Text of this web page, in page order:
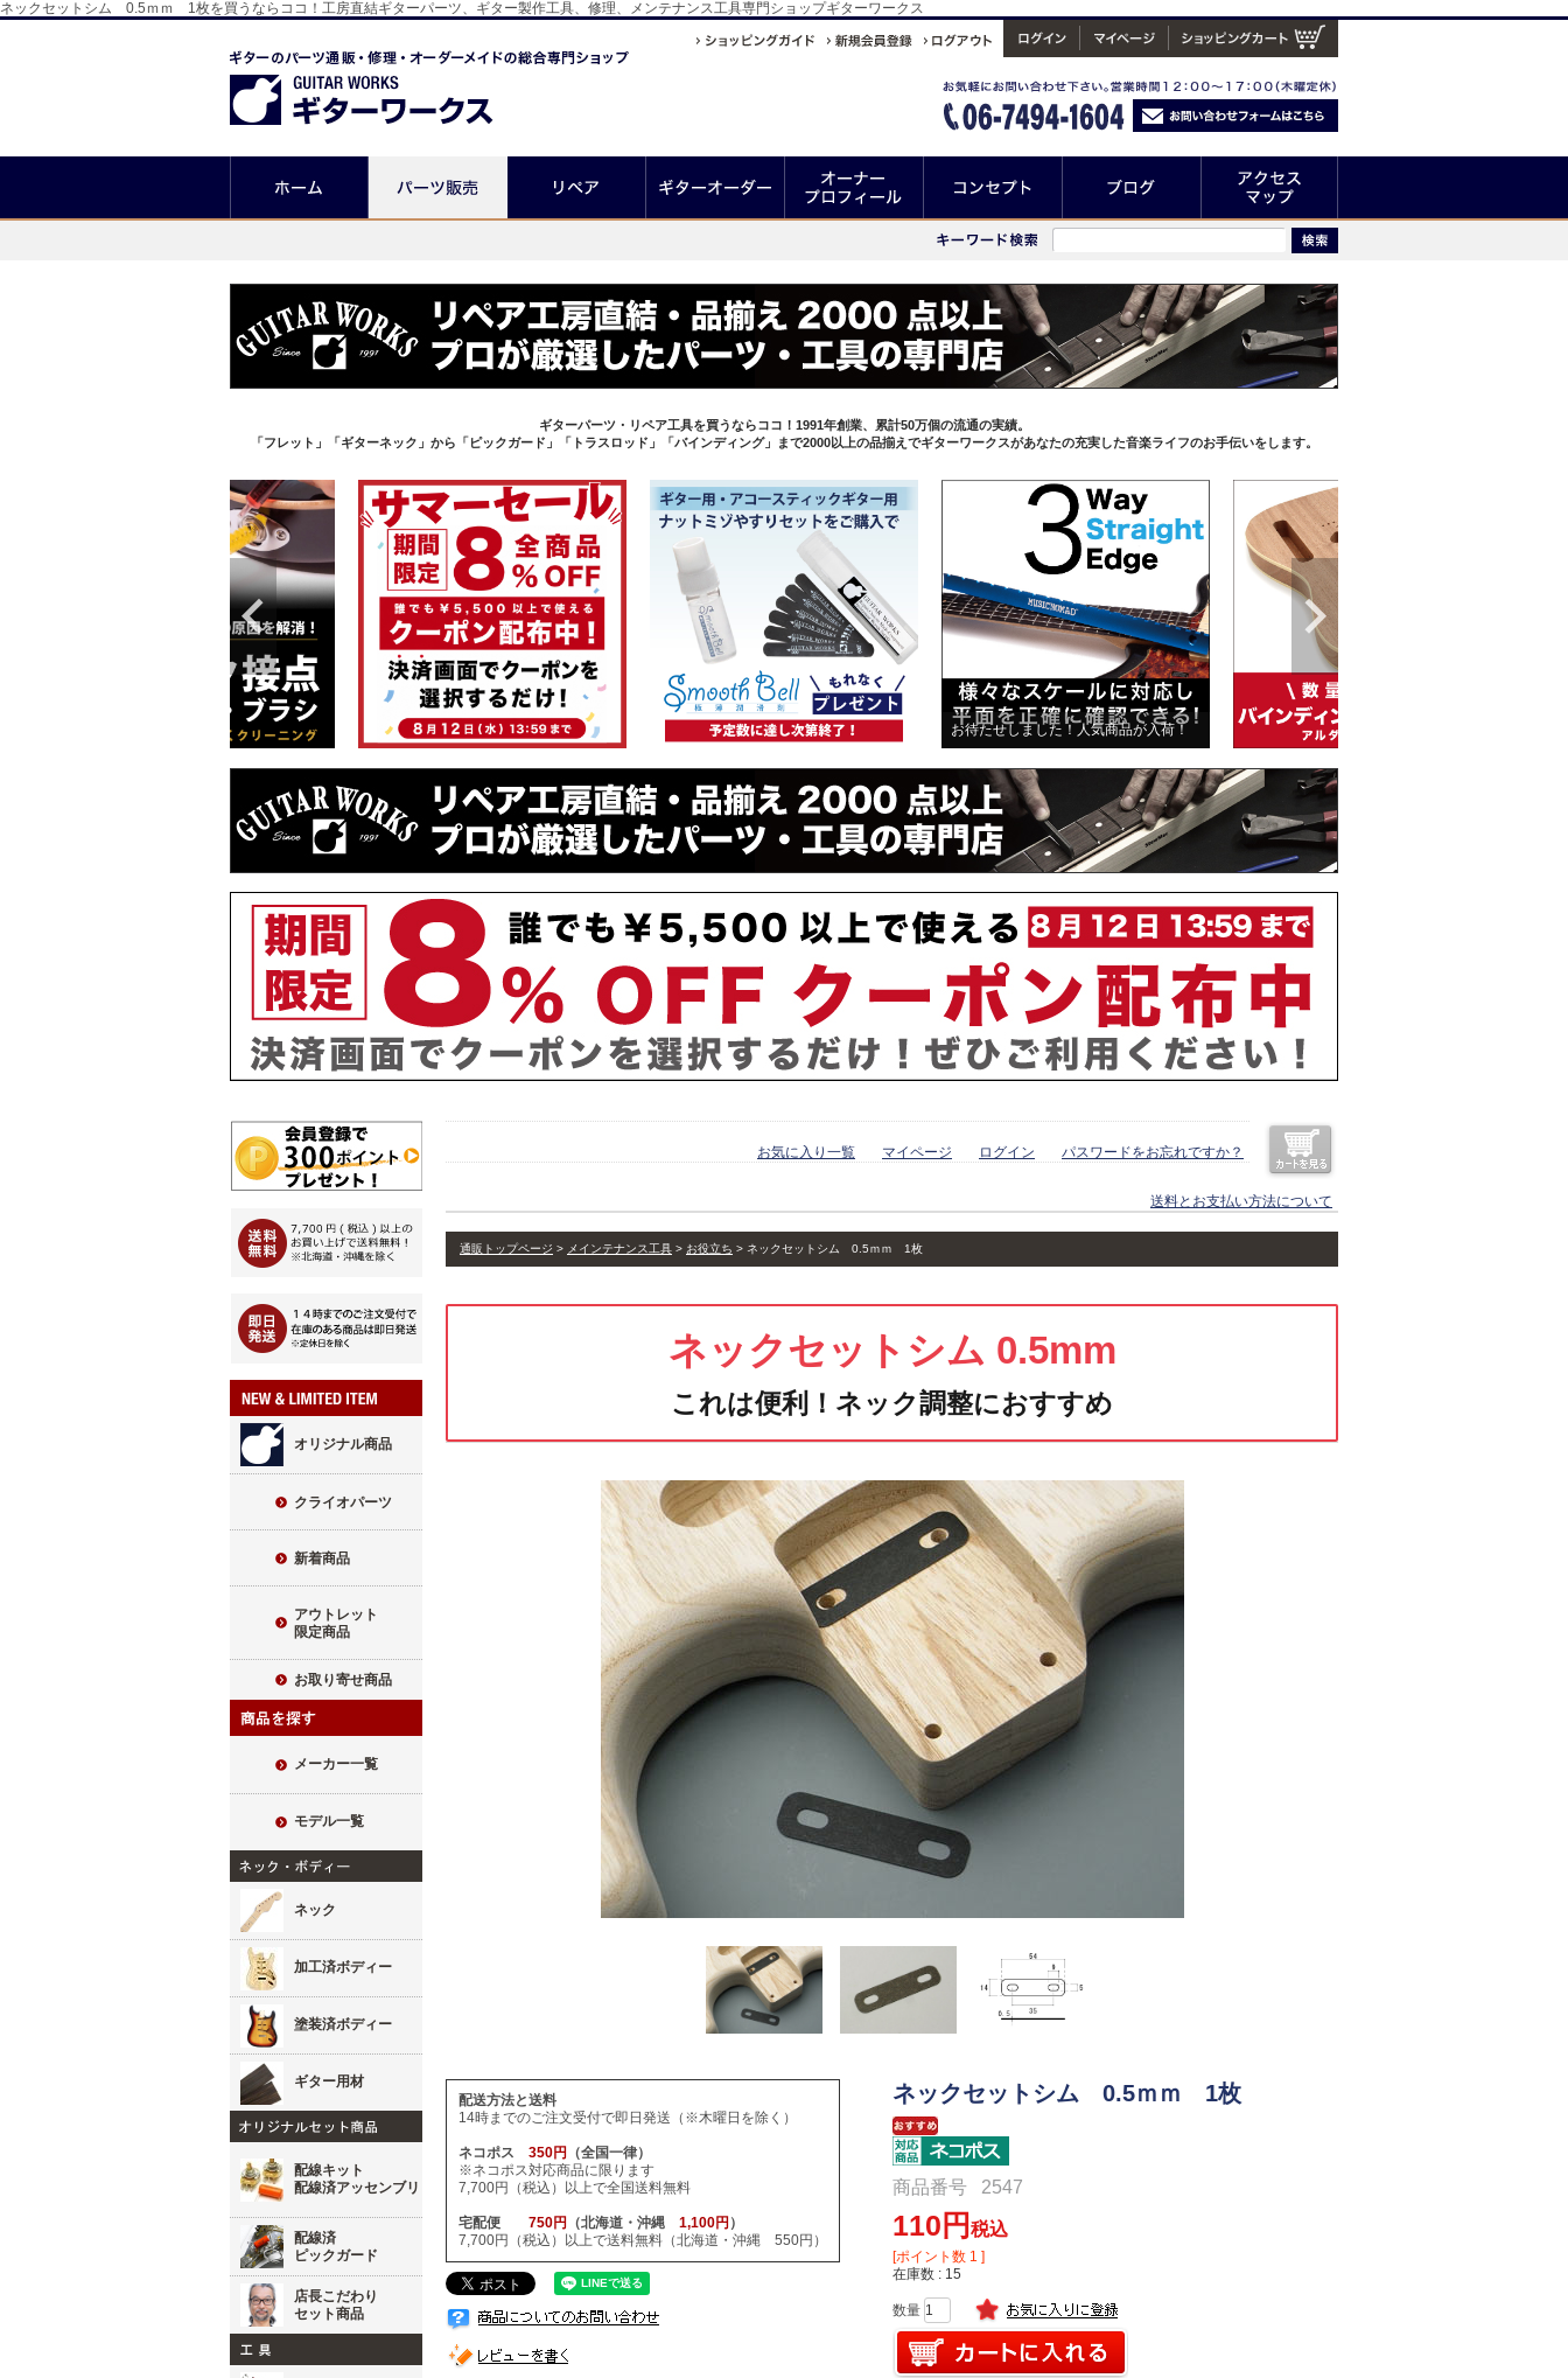
ネックセットシム 0.5ｍｍ 1枚を買うならココ！工房直結ギターパーツ、ギター製作工具、修理、メンテナンス工具専門ショップギターワークス
ギターパーツ・リペア工具を買うならココ！1991年創業、累計50万個の流通の実績。
「フレット」「ギターネック」から「ピックガード」「トラスロッド」「バインディング」まで2000以上の品揃えでギターワークスがあなたの充実した音楽ライフのお手伝いをします。
お待たせしました！人気商品が入荷！
オリジナル商品
クライオパーツ
新着商品
アウトレット
限定商品
お取り寄せ商品
メーカー一覧
モデル一覧
ネック
加工済ボディー
塗装済ボディー
ギター用材
配線キット
配線済アッセンブリ
配線済
ピックガード
店長こだわり
セット商品
お気に入り一覧 マイページ ログイン パスワードをお忘れですか？
送料とお支払い方法について
通販トップページ メインテナンス工具 お役立ち ネックセットシム 0.5ｍｍ 1枚
ネックセットシム 0.5mm
これは便利！ネック調整におすすめ
配送方法と送料
14時までのご注文受付で即日発送（※木曜日を除く）
ネコポス 350円
（全国一律）
※ネコポス対応商品に限ります
7,700円（税込）以上で全国送料無料
宅配便 750円 （北海道・沖縄 1,100円 ）
7,700円（税込）以上で送料無料（北海道・沖縄 550円）
ネックセットシム 0.5ｍｍ 1枚
商品番号 2547
110 税込
[ポイント数 1 ]
在庫数
15